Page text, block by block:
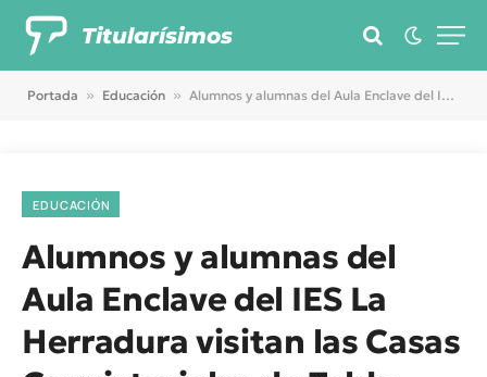
Titularísimos
Portada » Educación » Alumnos y alumnas del Aula Enclave del IES La Herradura visitan las Casas Consistoriales de Telde
EDUCACIÓN
Alumnos y alumnas del
Aula Enclave del IES La
Herradura visitan las Casas